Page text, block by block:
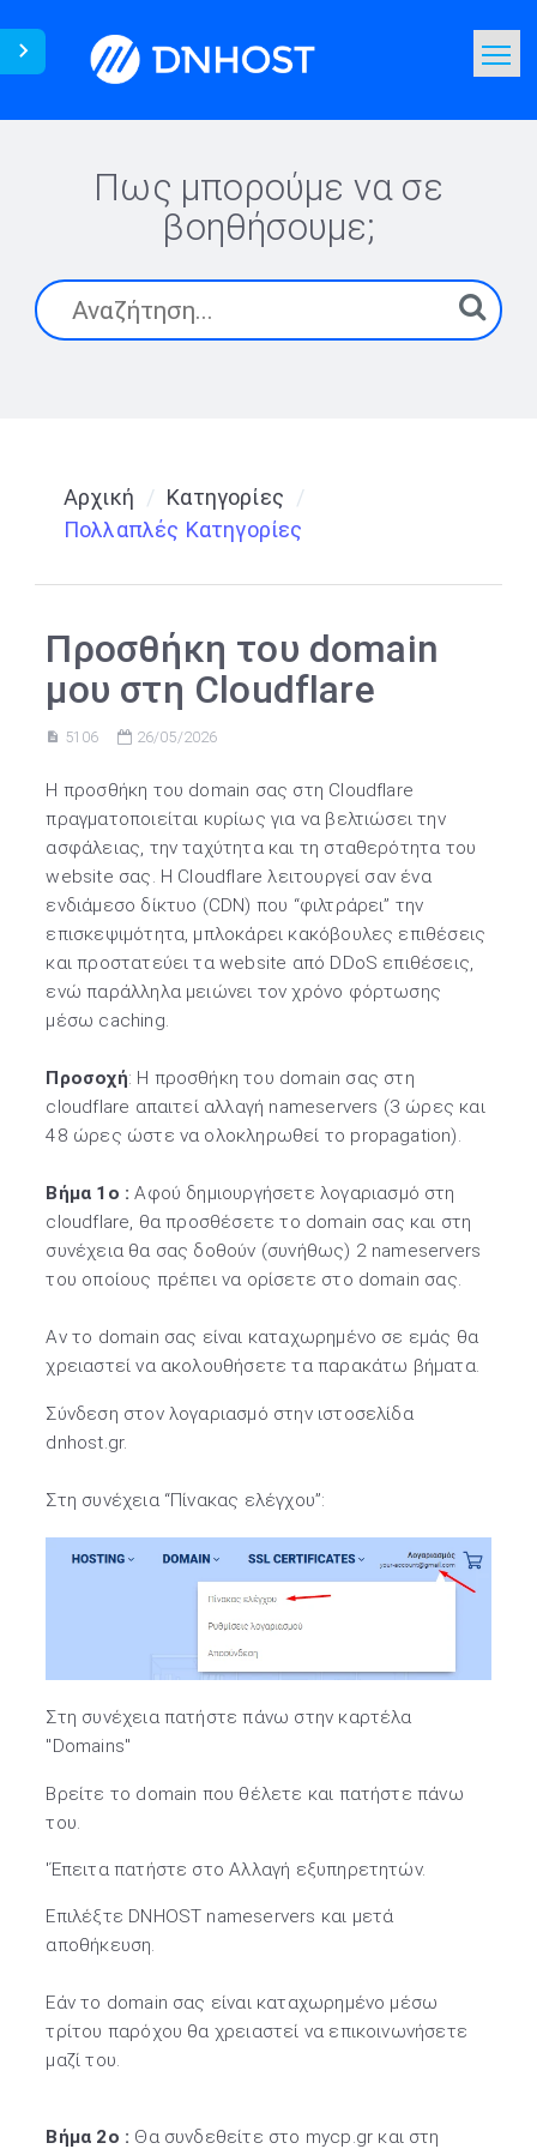
Επικοινωνία
Πως μπορούμε να σε
βοηθήσουμε;
Αρχική
Κατηγορίες
Πολλαπλές Κατηγορίες
Προσθήκη του domain
μου στη Cloudflare
5106 26/05/2026
Η προσθήκη του domain σας στη Cloudflare
πραγματοποιείται κυρίως για να βελτιώσει την
ασφάλειας, την ταχύτητα και τη σταθερότητα του
website σας. Η Cloudflare λειτουργεί σαν ένα
ενδιάμεσο δίκτυο (CDN) που “φιλτράρει” την
επισκεψιμότητα, μπλοκάρει κακόβουλες επιθέσεις
και προστατεύει τα website από DDoS επιθέσεις,
ενώ παράλληλα μειώνει τον χρόνο φόρτωσης
μέσω caching.
Προσοχή: Η προσθήκη του domain σας στη
cloudflare απαιτεί αλλαγή nameservers (3 ώρες και
48 ώρες ώστε να ολοκληρωθεί το propagation).
Βήμα 1ο : Αφού δημιουργήσετε λογαριασμό στη
cloudflare, θα προσθέσετε το domain σας και στη
συνέχεια θα σας δοθούν (συνήθως) 2 nameservers
του οποίους πρέπει να ορίσετε στο domain σας.
Αν το domain σας είναι καταχωρημένο σε εμάς θα
χρειαστεί να ακολουθήσετε τα παρακάτω βήματα.
Σύνδεση στον λογαριασμό στην ιστοσελίδα
dnhost.gr.
Στη συνέχεια “Πίνακας ελέγχου”:
Στη συνέχεια πατήστε πάνω στην καρτέλα
"Domains"
Βρείτε το domain που θέλετε και πατήστε πάνω
του.
'Έπειτα πατήστε στο Αλλαγή εξυπηρετητών.
Επιλέξτε DNHOST nameservers και μετά
αποθήκευση.
Εάν το domain σας είναι καταχωρημένο μέσω
τρίτου παρόχου θα χρειαστεί να επικοινωνήσετε
μαζί του.
Βήμα 2ο : Θα συνδεθείτε στο mycp.gr και στη